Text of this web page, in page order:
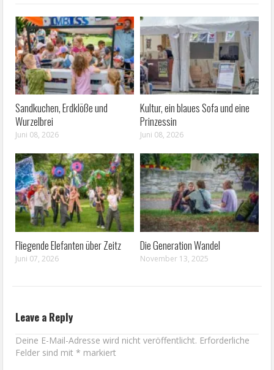
Sandkuchen, Erdklöße und
Wurzelbrei
Juni 08, 2026
Kultur, ein blaues Sofa und eine
Prinzessin
Juni 08, 2026
Fliegende Elefanten über Zeitz
Juni 07, 2026
Die Generation Wandel
November 13, 2025
Leave a Reply
Deine E-Mail-Adresse wird nicht veröffentlicht. Erforderliche
Felder sind mit* markiert